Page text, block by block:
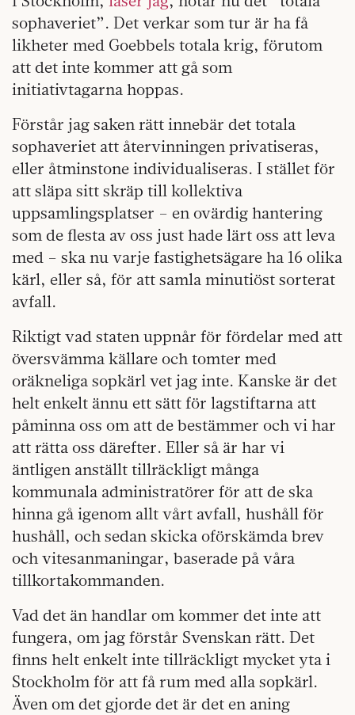
sophaveriet”. Det verkar som tur är ha få
likheter med Goebbels totala krig, förutom
att det inte kommer att gå som
initiativtagarna hoppas.
Förstår jag saken rätt innebär det totala
sophaveriet att återvinningen privatiseras,
eller åtminstone individualiseras. I stället för
att släpa sitt skräp till kollektiva
uppsamlingsplatser – en ovärdig hantering
som de flesta av oss just hade lärt oss att leva
med – ska nu varje fastighetsägare ha 16 olika
kärl, eller så, för att samla minutiöst sorterat
avfall.
Riktigt vad staten uppnår för fördelar med att
översvämma källare och tomter med
oräkneliga sopkärl vet jag inte. Kanske är det
helt enkelt ännu ett sätt för lagstiftarna att
påminna oss om att de bestämmer och vi har
att rätta oss därefter. Eller så är har vi
äntligen anställt tillräckligt många
kommunala administratörer för att de ska
hinna gå igenom allt vårt avfall, hushåll för
hushåll, och sedan skicka oförskämda brev
och vitesanmaningar, baserade på våra
tillkortakommanden.
Vad det än handlar om kommer det inte att
fungera, om jag förstår Svenskan rätt. Det
finns helt enkelt inte tillräckligt mycket yta i
Stockholm för att få rum med alla sopkärl.
Även om det gjorde det är det en aning